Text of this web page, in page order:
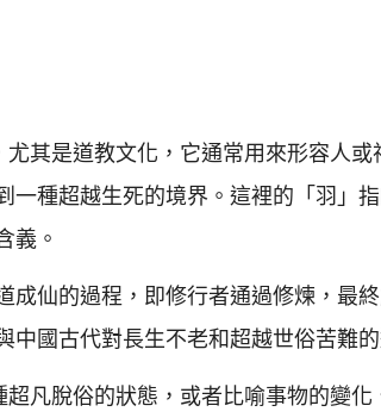
其是道教文化，它通常用來形容人
一種超越生死的境界。這裡的「羽」
義。
成仙的過程，即修行者通過修煉，最
中國古代對長生不老和超越世俗苦難的
凡脫俗的狀態，或者比喻事物的變